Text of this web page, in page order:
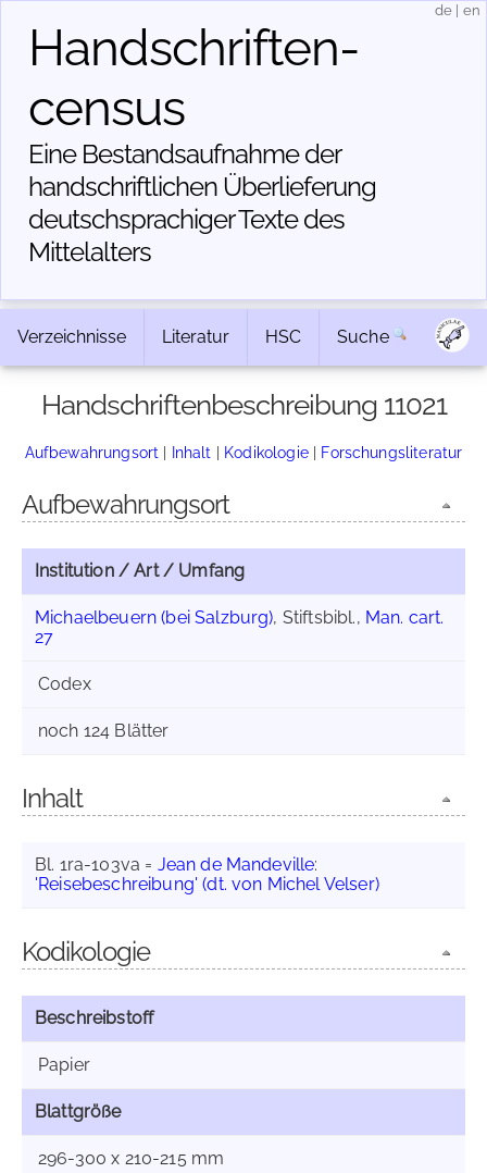
Handschriften­
census
Eine Bestandsaufnahme der
handschriftlichen Über­lieferung
deutschsprachiger Texte des
Mittelalters
de en
Verzeichnisse Literatur HSC Suche
Handschriftenbeschreibung 11021
Aufbewahrungsort | Inhalt | Kodikologie| Forschungsliteratur
Aufbewahrungsort
Institution / Art / Umfang
Michaelbeuern (bei Salzburg), Stiftsbibl., Man. cart.
27
Codex
noch 124 Blätter
Inhalt
Bl. 1ra-103va = Jean de Mandeville:
'Reisebeschreibung' (dt. von Michel Velser)
Kodikologie
Beschreibstoff
Papier
Blattgröße
296-300 x 210-215 mm